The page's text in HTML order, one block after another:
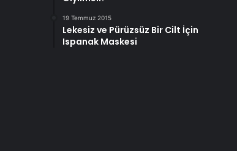
19 Temmuz 2015
Lekesiz ve Pürüzsüz Bir Cilt İçin
Ispanak Maskesi